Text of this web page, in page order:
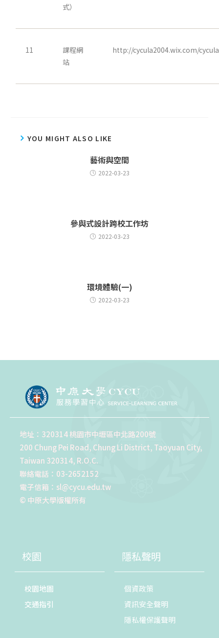
式）
11
課程網
站
http://cycula2004.wix.com/cycula
YOU MIGHT ALSO LIKE
藝術與空間
2022-03-23
參與式設計跨校工作坊
2022-03-23
環境體驗(一)
2022-03-23
地址：320314 桃園市中壢區中北路200號
200 Chung Pei Road, Chung Li District, Taoyuan City,
Taiwan 320314, R.O.C.
聯絡電話：03-2652152
電子信箱：sl@cycu.edu.tw
© 中原大學版權所有
校園
校園地圖
交通指引
隱私聲明
個資政策
資訊安全聲明
隱私權保護聲明